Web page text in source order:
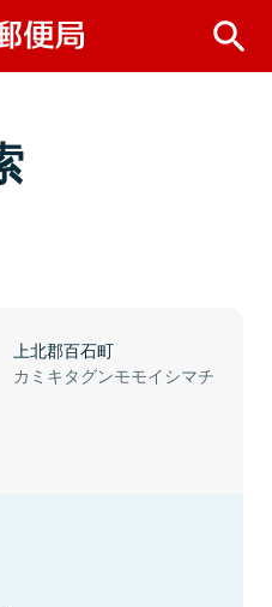
上北郡百石町
カミキタグンモモイシマチ